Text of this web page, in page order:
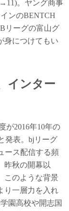
。ヤング商事
ンのBENTCH
リーグの富山グ
身につけてもい
インター
が2016年10年の
発表。bjリーグ
ース配信する頻
昨秋の開幕以
このような背景
り一層力を入れ
園高校や開志国